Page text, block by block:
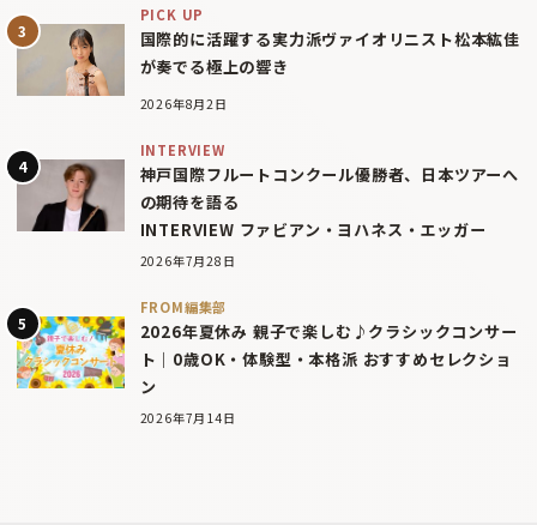
PICK UP
国際的に活躍する実力派ヴァイオリニスト松本紘佳
が奏でる極上の響き
2026年8月2日
INTERVIEW
神戸国際フルートコンクール優勝者、日本ツアーへ
の期待を語る
INTERVIEW ファビアン・ヨハネス・エッガー
2026年7月28日
FROM編集部
2026年夏休み 親子で楽しむ♪クラシックコンサー
ト｜0歳OK・体験型・本格派 おすすめセレクショ
ン
2026年7月14日